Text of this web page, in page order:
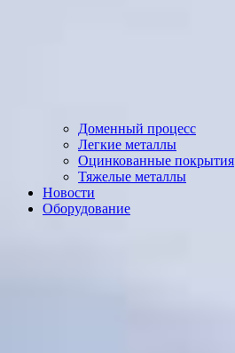
Доменный процесс
Легкие металлы
Оцинкованные покрытия
Тяжелые металлы
Новости
Оборудование